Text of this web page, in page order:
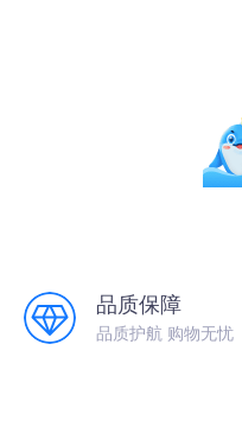
品质保障
品质护航 购物无忧